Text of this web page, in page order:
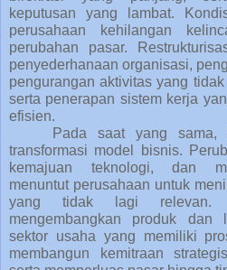
keputusan yang lambat.
perusahaan kehilangan
perubahan pasar.
penyederhanaan organisasi,
pengurangan aktivitas yang
serta penerapan sistem kerja
efisien.
Pada saat yang sama,
transformasi model bisnis.
kemajuan teknologi, dan
menuntut perusahaan untuk
yang tidak lagi relevan.
mengembangkan produk dan
sektor usaha yang memiliki
membangun kemitraan